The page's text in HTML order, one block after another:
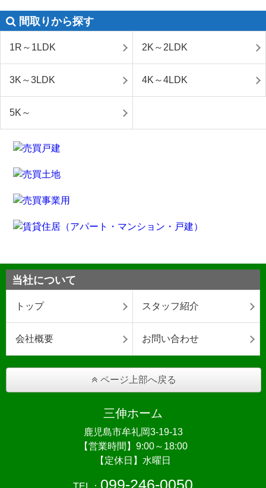
間取りから探す
1R～1LDK 2K～2LDK
3K～3LDK 4K～4LDK
5K～
当社について
トップ スタッフ紹介
会社概要 お問い合わせ
ページ上部へ戻る
三伸ホーム
鹿児島市牟礼岡3-19-13
【営業時間】9:00～18:00
【定休日】水曜日
099-246-0050